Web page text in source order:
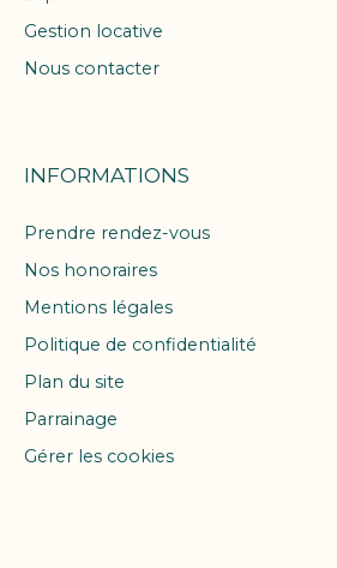
Gestion locative
Nous contacter
INFORMATIONS
Prendre rendez-vous
Nos honoraires
Mentions légales
Politique de confidentialité
Plan du site
Parrainage
Gérer les cookies